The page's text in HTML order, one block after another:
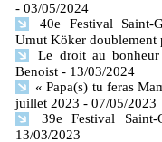
- 03/05/2024
40e Festival Saint-
Umut Köker doublement
Le droit au
Benoist - 13/03/2024
« Papa(s) tu feras
juillet 2023 - 07/05/2023
39e Festival Saint-
13/03/2023